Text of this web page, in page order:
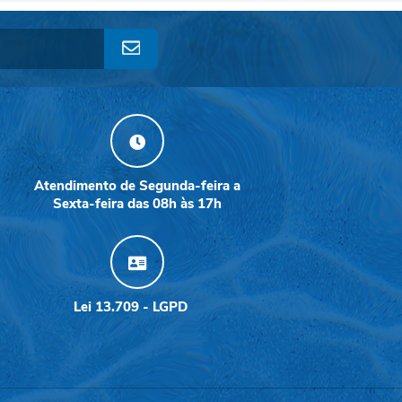
Atendimento de Segunda-feira a
Sexta-feira das 08h às 17h
Lei 13.709 - LGPD